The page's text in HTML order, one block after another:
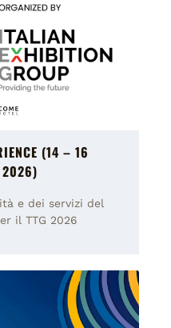
(14 – 16
2026)
e dei servizi del
il TTG 2026